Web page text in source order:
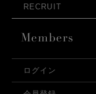
RECRUIT
ログイン